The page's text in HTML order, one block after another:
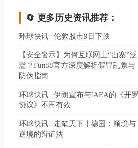
🔄 更多历史资讯推荐：
环球快讯 | 伦敦股市9日下跌
【安全警示】为何互联网上“山寨”泛
滥？Fun88官方深度解析假冒乱象与
防伪指南
环球快讯 | 伊朗宣布与IAEA的《开罗
协议》不再有效
环球快讯 | 走笔天下丨德国：顺境与
逆境的辩证法